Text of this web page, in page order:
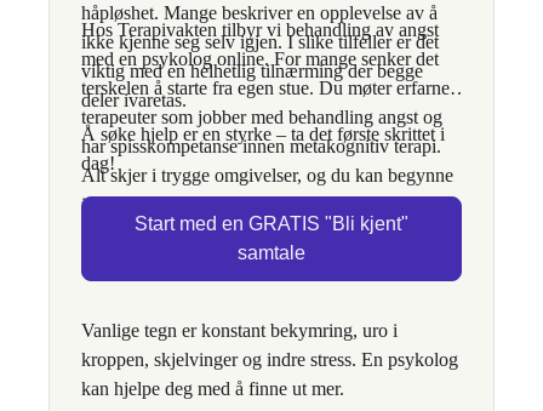
håpløshet. Mange beskriver en opplevelse av å
ikke kjenne seg selv igjen. I slike tilfeller er det
viktig med en helhetlig tilnærming der begge
deler ivaretas.
Hos Terapivakten tilbyr vi behandling av angst
med en psykolog online. For mange senker det
terskelen å starte fra egen stue. Du møter erfarne
terapeuter som jobber med behandling angst og
har spisskompetanse innen metakognitiv terapi.
Alt skjer i trygge omgivelser, og du kan begynne
i det tempoet som passer deg.
Å søke hjelp er en styrke – ta det første skrittet i
dag!
Start med en GRATIS "Bli kjent"
samtale
Vanlige tegn er konstant bekymring, uro i
kroppen, skjelvinger og indre stress. En psykolog
kan hjelpe deg med å finne ut mer.